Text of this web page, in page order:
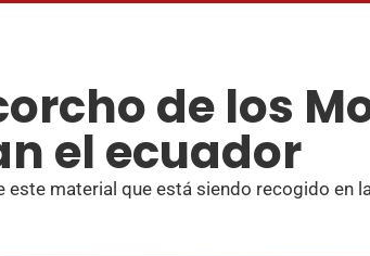
de los
el ecuador
material que está siendo recogido en